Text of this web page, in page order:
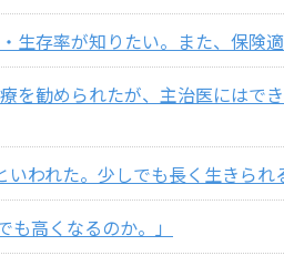
生存率が知りたい。また、保険
を勧められたが、主治医にはで
われた。少しでも長く生きられ
も高くなるのか。」